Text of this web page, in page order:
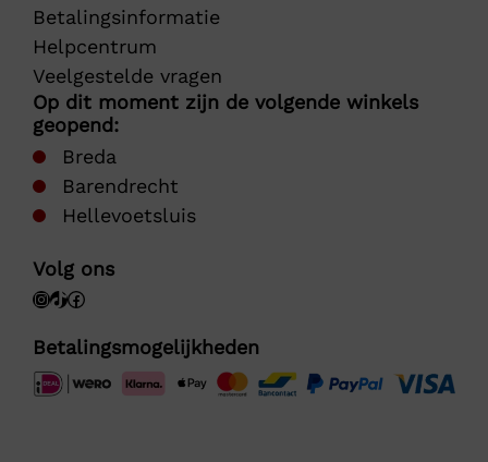
Betalingsinformatie
Helpcentrum
Veelgestelde vragen
Op dit moment zijn de volgende winkels
geopend:
Breda
Barendrecht
Hellevoetsluis
Volg ons
Betalingsmogelijkheden